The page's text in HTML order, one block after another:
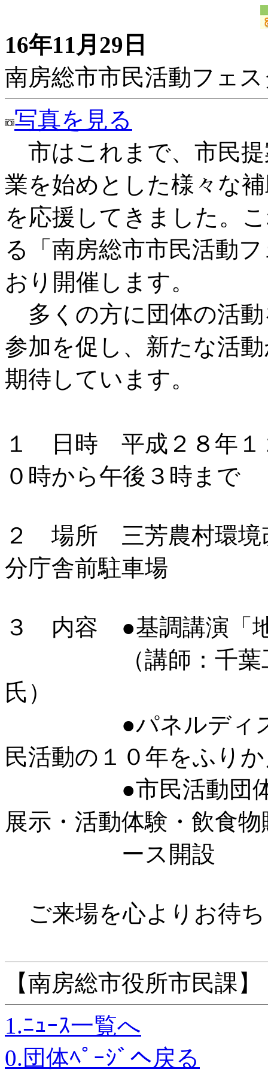
16年11月29日
南房総市市民活動フェ
写真を見る
市はこれまで、市民
業を始めとした様々な
を応援してきました。
る「南房総市市民活動
おり開催します。
多くの方に団体の活
参加を促し、新たな活
期待しています。
１ 日時 平成２８年１
０時から午後３時まで
２ 場所 三芳農村環境
分庁舎前駐車場
３ 内容 ●基調講演「
（講師：千葉工
氏）
●パネルディスカ
民活動の１０年をふり
●市民活動団体に
展示・活動体験・飲食
ース開設
ご来場を心よりお待
【南房総市役所市民課】
1.ﾆｭｰｽ一覧へ
0.団体ﾍﾟｰｼﾞへ戻る